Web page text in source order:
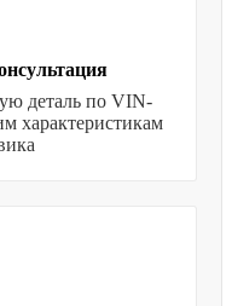
деталь по VIN-
характеристикам